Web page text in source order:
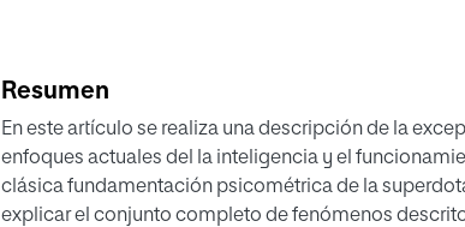
Resumen
En este artículo se realiza una descripción de la
enfoques actuales del la inteligencia y el
clásica fundamentación psicométrica de la
explicar el conjunto completo de fenómenos